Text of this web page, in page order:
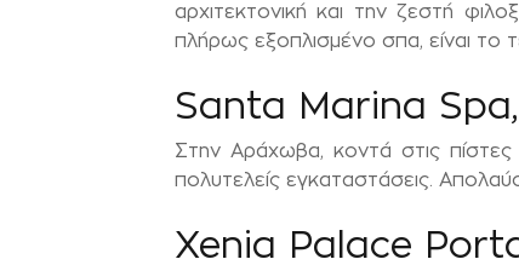
αρχιτεκτονική και την ζεστή
πλήρως εξοπλισμένο σπα, είναι το
Santa Marina
Στην Αράχωβα, κοντά στις
πολυτελείς εγκαταστάσεις.
Xenia Palace